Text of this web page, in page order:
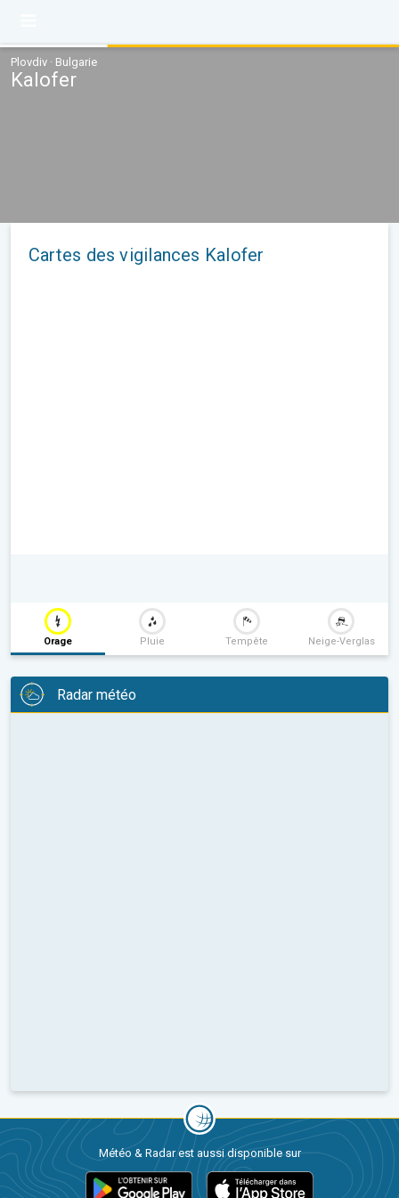
Plovdiv · Bulgarie
Kalofer
Cartes des vigilances Kalofer
Orage Pluie Tempête Neige-Verglas
Radar météo
Météo & Radar est aussi disponible sur